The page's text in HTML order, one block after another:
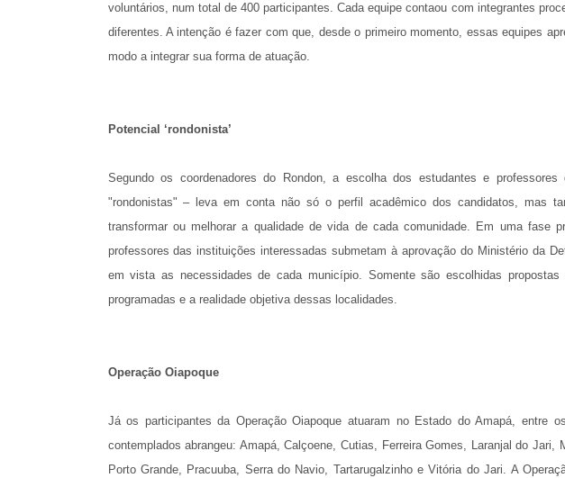
voluntários, num total de 400 participantes. Cada equipe contaou com integrantes
diferentes. A intenção é fazer com que, desde o primeiro momento, essas equipes
modo a integrar sua forma de atuação.
Potencial ‘rondonista’
Segundo os coordenadores do Rondon, a escolha dos estudantes e
"rondonistas" – leva em conta não só o perfil acadêmico dos candidatos, mas
transformar ou melhorar a qualidade de vida de cada comunidade. Em uma fase
professores das instituições interessadas submetam à aprovação do Ministério da
em vista as necessidades de cada município. Somente são escolhidas
programadas e a realidade objetiva dessas localidades.
Operação Oiapoque
Já os participantes da Operação Oiapoque atuaram no Estado do Amapá, entre
contemplados abrangeu: Amapá, Calçoene, Cutias, Ferreira Gomes, Laranjal do Jari,
Porto Grande, Pracuuba, Serra do Navio, Tartarugalzinho e Vitória do Jari. A